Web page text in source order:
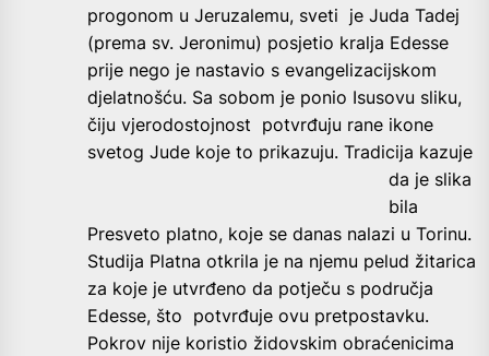
progonom u Jeruzalemu, sveti je Juda Tadej
(prema sv. Jeronimu) posjetio kralja Edesse
prije nego je nastavio s evangelizacijskom
djelatnošću. Sa sobom je ponio Isusovu sliku,
čiju vjerodostojnost potvrđuju rane ikone
svetog Jude koje to prikazuju. Tradicija kazuje
da je slika
bila
Presveto platno, koje se danas nalazi u Torinu.
Studija Platna otkrila je na njemu pelud žitarica
za koje je utvrđeno da potječu s područja
Edesse, što potvrđuje ovu pretpostavku.
Pokrov nije koristio židovskim obraćenicima